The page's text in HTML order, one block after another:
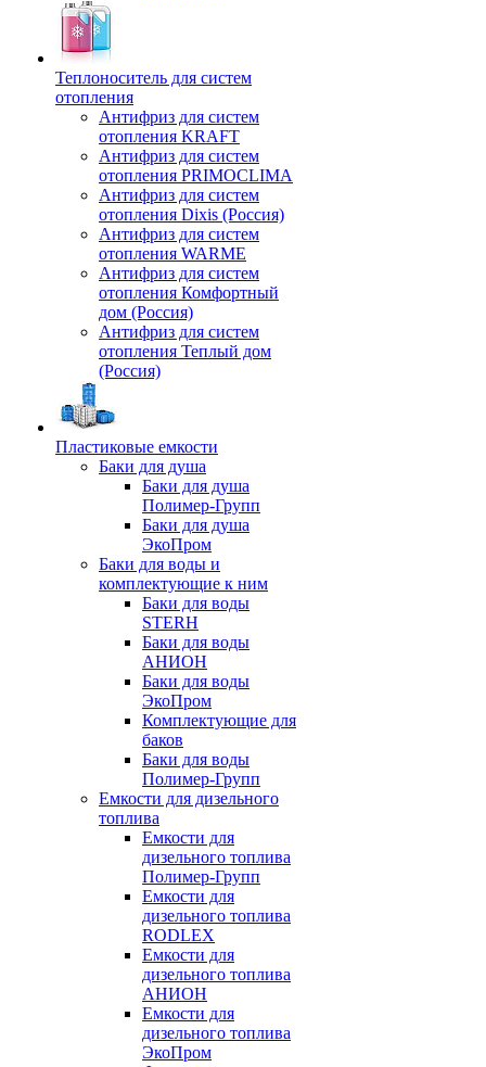
Теплоноситель для систем
отопления
Антифриз для систем
отопления KRAFT
Антифриз для систем
отопления PRIMOCLIMA
Антифриз для систем
отопления Dixis (Россия)
Антифриз для систем
отопления WARME
Антифриз для систем
отопления Комфортный
дом (Россия)
Антифриз для систем
отопления Теплый дом
(Россия)
Пластиковые емкости
Баки для душа
Баки для душа
Полимер-Групп
Баки для душа
ЭкоПром
Баки для воды и
комплектующие к ним
Баки для воды
STERH
Баки для воды
АНИОН
Баки для воды
ЭкоПром
Комплектующие для
баков
Баки для воды
Полимер-Групп
Емкости для дизельного
топлива
Емкости для
дизельного топлива
Полимер-Групп
Емкости для
дизельного топлива
RODLEX
Емкости для
дизельного топлива
АНИОН
Емкости для
дизельного топлива
ЭкоПром